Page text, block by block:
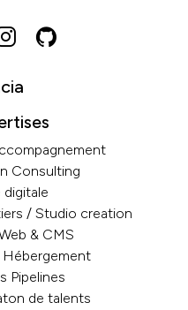
Consulting
digitale
/ Studio creation
& CMS
Pipelines
de talents